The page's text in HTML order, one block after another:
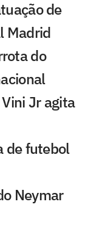
de
Madrid
do
Jr agita
de futebol
Neymar